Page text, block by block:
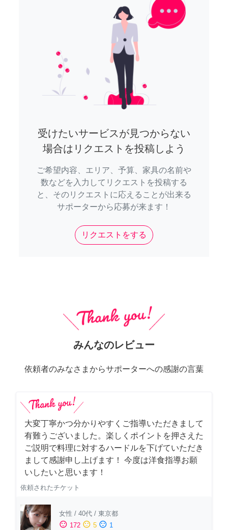
受けたいサービスが見つからない
場合はリクエストを投稿しよう
ご希望内容、エリア、予算、家具の名前や
数などを入力してリクエストを投稿する
と、そのリクエストに応えることが出来る
サポーターから応募が来ます！
リクエストをする
みんなのレビュー
依頼者のみなさまからサポーターへの感謝の言葉
大変丁寧かつ分かりやすくご指導いただきまして
有難うございました。楽しくポイントを押さえた
ご説明で料理に対するハードルを下げていただき
まして感謝申し上げます！ 今度は洋食指導お願
いしたいと思います！
依頼されたチケット
女性 / 40代 / 東京都
sentiment_satisfied 172 sentiment_neutral 5 sentiment_dissatisfied 1